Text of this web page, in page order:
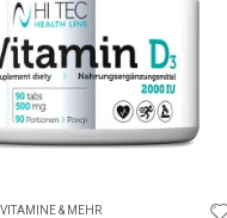
VITAMINE & MEHR